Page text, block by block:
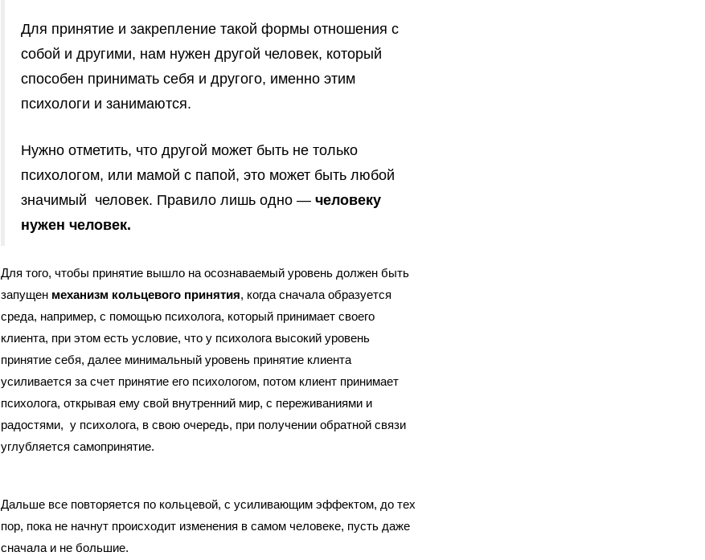
Для принятие и закрепление такой формы отношения с
собой и другими, нам нужен другой человек, который
способен принимать себя и другого, именно этим
психологи и занимаются.
Нужно отметить, что другой может быть не только
психологом, или мамой с папой, это может быть любой
значимый человек. Правило лишь одно — человеку
нужен человек.
Для того, чтобы принятие вышло на осознаваемый уровень должен быть
запущен механизм кольцевого принятия, когда сначала образуется
среда, например, с помощью психолога, который принимает своего
клиента, при этом есть условие, что у психолога высокий уровень
принятие себя, далее минимальный уровень принятие клиента
усиливается за счет принятие его психологом, потом клиент принимает
психолога, открывая ему свой внутренний мир, с переживаниями и
радостями, у психолога, в свою очередь, при получении обратной связи
углубляется самопринятие.
Дальше все повторяется по кольцевой, с усиливающим эффектом, до тех
пор, пока не начнут происходит изменения в самом человеке, пусть даже
сначала и не большие.